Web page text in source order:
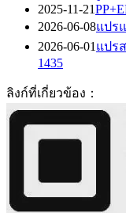
2025-11-21
2026-06-08แปร
2026-06-01 แปร
1435
ลิงก์ที่เกี่ยวข้อง：